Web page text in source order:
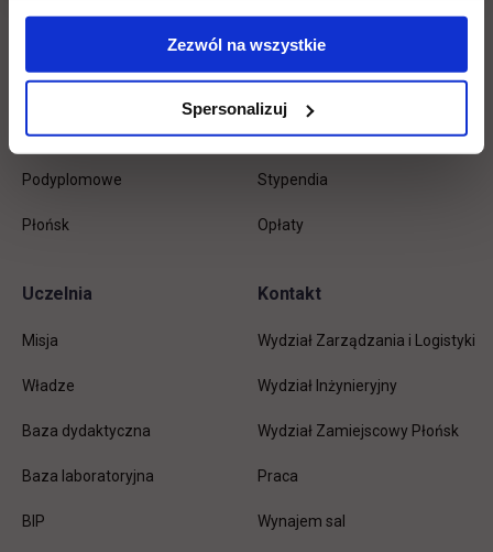
Zezwól na wszystkie
Spersonalizuj
stopkę
Inżynierskie
Magisterskie
Podyplomowe
Płońsk
Wirtualna uczelnia
Biblioteka
Stypendia
Opłaty
Uczelnia
Misja
Władze
Baza dydaktyczna
Baza laboratoryjna
BIP
Kontakt
Wydział Zarządzania i Logistyki
Wydział Inżynieryjny
Wydział Zamiejscowy Płońsk
Praca
Wynajem sal